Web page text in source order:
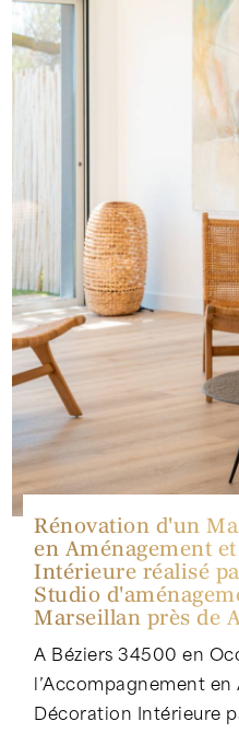
Rénovation d'un
en Aménagement
Intérieure réalisé
Studio
Marseillan près de
A Béziers 34500 en
l’Accompagnement
Décoration Intérieure